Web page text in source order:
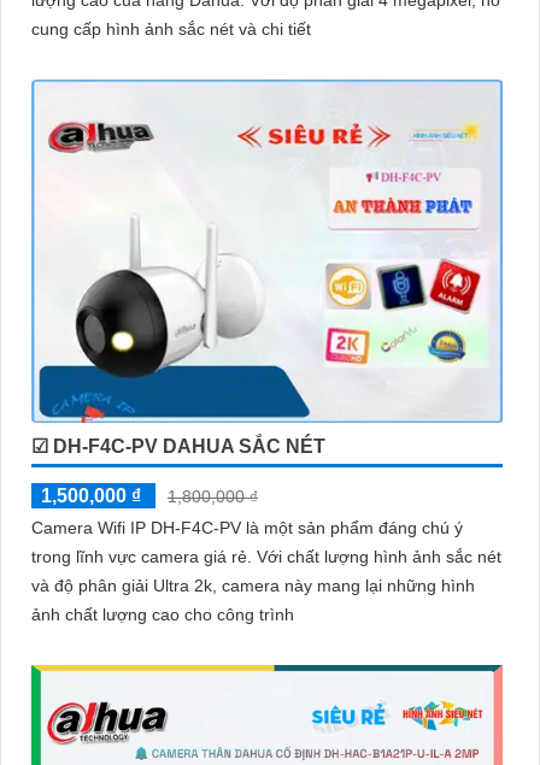
cung cấp hình ảnh sắc nét và chi tiết
☑ DH-F4C-PV DAHUA SẮC NÉT
1,500,000 ₫
1,800,000 ₫
Camera Wifi IP DH-F4C-PV là một sản phẩm đáng chú ý
trong lĩnh vực camera giá rẻ. Với chất lượng hình ảnh sắc nét
và độ phân giải Ultra 2k, camera này mang lại những hình
ảnh chất lượng cao cho công trình